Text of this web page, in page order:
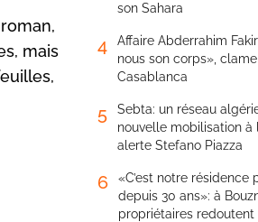
mais
son Sahara
4
Affaire Abderrahim
nous son corps»,
Casablanca
5
Sebta: un réseau
nouvelle mobilisation à
alerte Stefano Piazza
6
«C’est notre résidence
depuis 30 ans»: à
propriétaires